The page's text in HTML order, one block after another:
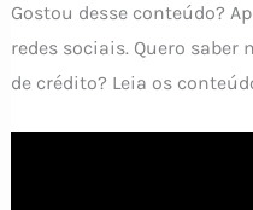
Gostou desse conteúdo?
redes sociais. Quero saber
de crédito? Leia os